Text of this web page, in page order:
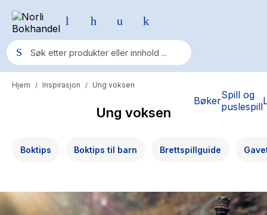
BøkerSpill og
puslespill
Populære søk
Fury Bound - Sable Sorensen
Elizabeth Strout
Boktips Boktips til barn Brettspillguide
Hjem / Inspirasjon / Ung voksen
Ung voksen